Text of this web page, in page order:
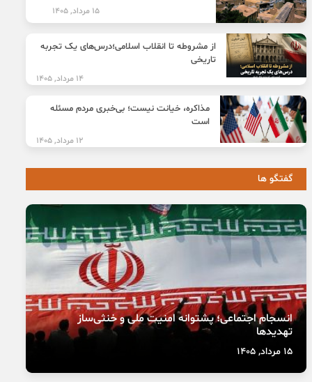
15 مرداد, 1405
از مشروطه تا انقلاب اسلامی؛درس‌های یک تجربه
تاریخی
14 مرداد, 1405
مذاکره، خیانت نیست؛ بی‌خبری مردم مسئله
است
12 مرداد, 1405
گفتگو ها
انسجام اجتماعی؛ پشتوانه امنیت ملی و خنثی‌ساز
تهدیدها
15 مرداد, 1405